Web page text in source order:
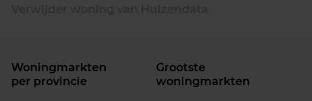
Woningmarkten
per provincie
Grootste
woningmarkten